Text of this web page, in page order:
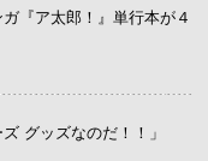
『ア太郎！』単行本が４
グッズなのだ！！」